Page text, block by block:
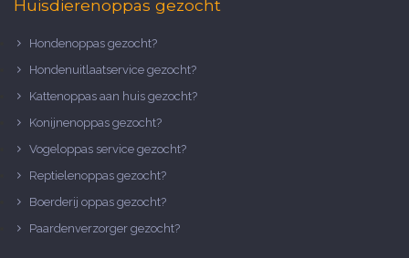
Huisdierenoppas gezocht
Hondenoppas gezocht?
Hondenuitlaatservice gezocht?
Kattenoppas aan huis gezocht?
Konijnenoppas gezocht?
Vogeloppas service gezocht?
Reptielenoppas gezocht?
Boerderij oppas gezocht?
Paardenverzorger gezocht?